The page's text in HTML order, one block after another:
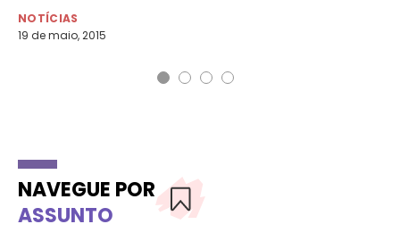
NOTÍCIAS
19 de maio, 2015
NAVEGUE POR
ASSUNTO